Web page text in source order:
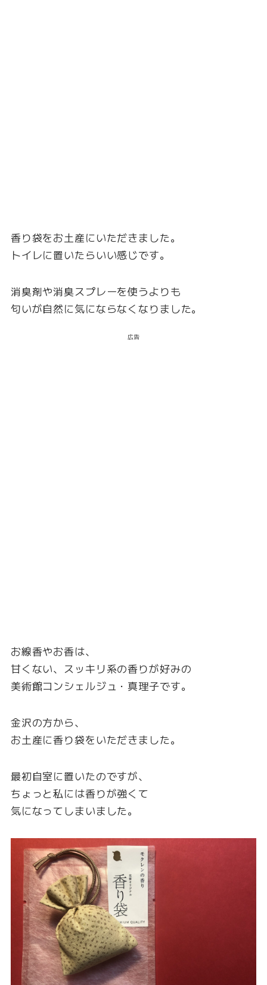
香り袋をお土産にいただきました。
トイレに置いたらいい感じです。
消臭剤や消臭スプレーを使うよりも
匂いが自然に気にならなくなりました。
広告
お線香やお香は、
甘くない、スッキリ系の香りが好みの
美術館コンシェルジュ・真理子です。
金沢の方から、
お土産に香り袋をいただきました。
最初自室に置いたのですが、
ちょっと私には香りが強くて
気になってしまいました。